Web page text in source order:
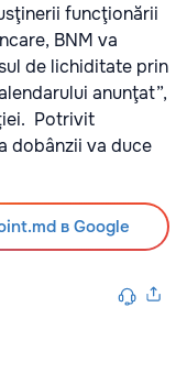
funcţionării
BNM va
de lichiditate prin
anunţat”,
Potrivit
dobânzii va duce
в Google